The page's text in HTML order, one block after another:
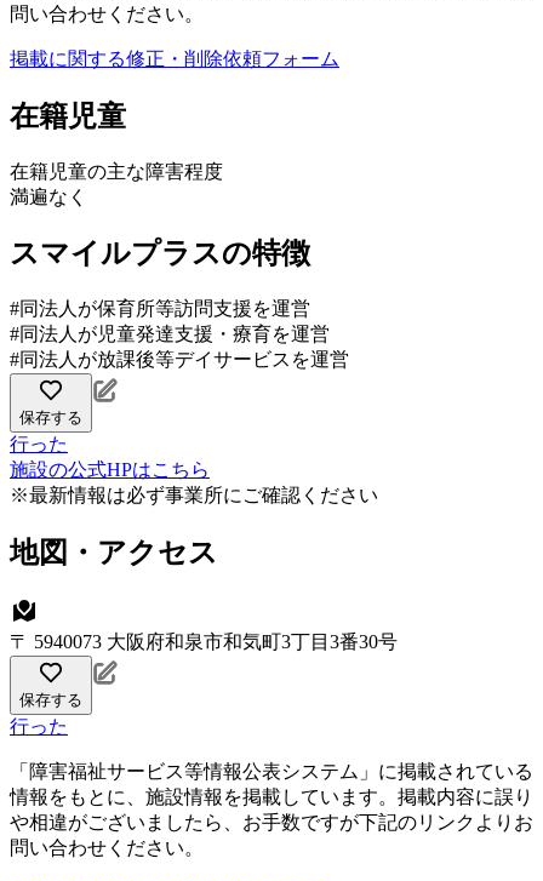
問い合わせください。
掲載に関する修正・削除依頼フォーム
在籍児童
在籍児童の主な障害程度
満遍なく
スマイルプラスの特徴
#同法人が保育所等訪問支援を運営
#同法人が児童発達支援・療育を運営
#同法人が放課後等デイサービスを運営
保存する
行った
施設の公式HPはこちら
※最新情報は必ず事業所にご確認ください
地図・アクセス
〒 5940073 大阪府和泉市和気町3丁目3番30号
保存する
行った
「障害福祉サービス等情報公表システム」に掲載されている
情報をもとに、施設情報を掲載しています。掲載内容に誤り
や相違がございましたら、お手数ですが下記のリンクよりお
問い合わせください。